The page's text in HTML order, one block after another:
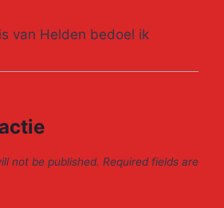
van Helden bedoel ik
not be published. Required fields are